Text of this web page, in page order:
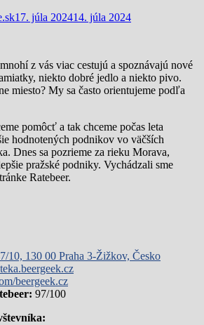
17. júla 202414. júla 2024
z vás viac cestujú a spoznávajú nové
niekto dobré jedlo a niekto pivo.
miesto? My sa často orientujeme podľa
pomôcť a tak chceme počas leta
hodnotených podnikov vo väčších
Dnes sa pozrieme za rieku Morava,
pražské podniky. Vychádzali sme
Ratebeer.
10, 130 00 Praha 3-Žižkov, Česko
beergeek.cz
97/100